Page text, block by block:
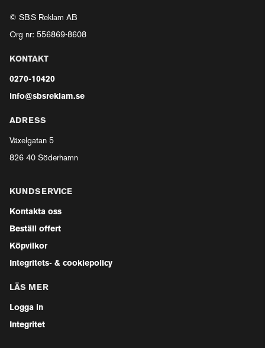
© SBS Reklam AB
Org nr: 556869-8608
KONTAKT
0270-10420
info@sbsreklam.se
ADRESS
Växelgatan 5
826 40 Söderhamn
KUNDSERVICE
Kontakta oss
Beställ offert
Köpvilkor
Integritets- & cookiepolicy
LÄS MER
Logga in
Integritet